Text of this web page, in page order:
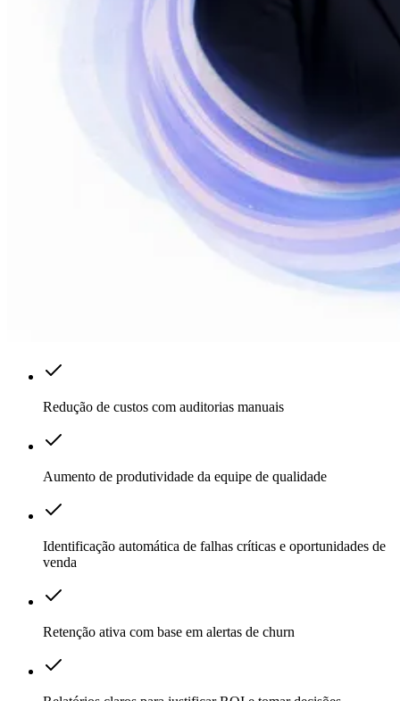
Redução de custos com auditorias manuais
Aumento de produtividade da equipe de qualidade
Identificação automática de falhas críticas e oportunidades de
venda
Retenção ativa com base em alertas de churn